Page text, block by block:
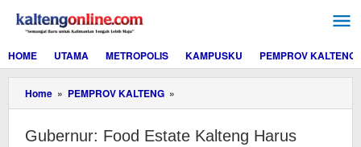
konten
HOME
UTAMA METROPOLIS KAMPUSKU PEMPROV KALTENG
Home » PEMPROV KALTENG »
Food
Kalteng
Gubernur: Food Estate Kalteng Harus